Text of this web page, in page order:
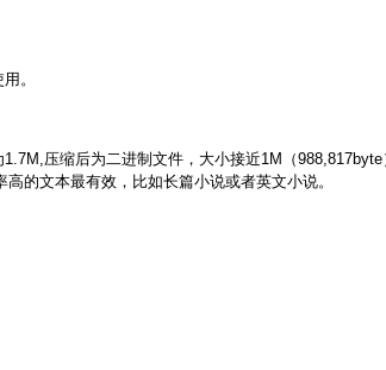
。
压缩后为二进制文件，大小接近1M（
的文本最有效，比如长篇小说或者英文小说。